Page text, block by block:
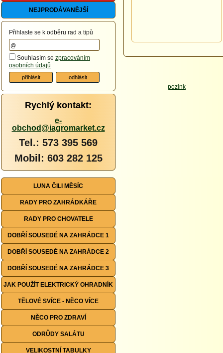
NEJPRODÁVANĚJŠÍ
Přihlaste se k odběru rad a tipů
Souhlasím se zpracováním
osobních údajů
Rychlý kontakt:
e-
obchod@iagromarket.cz
Tel.: 573 395 569
Mobil: 603 282 125
LUNA ČILI MĚSÍC
RADY PRO ZAHRÁDKÁŘE
RADY PRO CHOVATELE
DOBŘÍ SOUSEDÉ NA ZAHRÁDCE 1
DOBŘÍ SOUSEDÉ NA ZAHRÁDCE 2
DOBŘÍ SOUSEDÉ NA ZAHRÁDCE 3
JAK POUŽÍT ELEKTRICKÝ OHRADNÍK
TĚLOVÉ SVÍCE - NĚCO VÍCE
NĚCO PRO ZDRAVÍ
ODRŮDY SALÁTU
VELIKOSTNÍ TABULKY